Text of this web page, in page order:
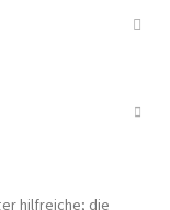
hilfreiche; die